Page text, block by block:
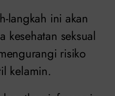
langkah ini akan
kesehatan seksual
risiko
kelamin.